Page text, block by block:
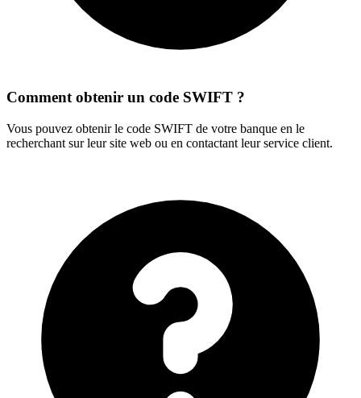
Comment obtenir un code SWIFT ?
Vous pouvez obtenir le code SWIFT de votre banque en le
recherchant sur leur site web ou en contactant leur service client.